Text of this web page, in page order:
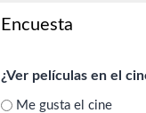
Encuesta
¿Ver películas en el
Me gusta el cine